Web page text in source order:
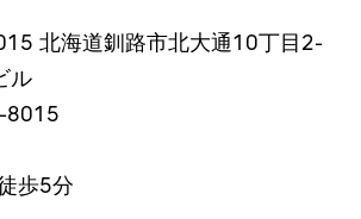
北海道釧路市北大通10丁目2-
ル
8015
歩5分